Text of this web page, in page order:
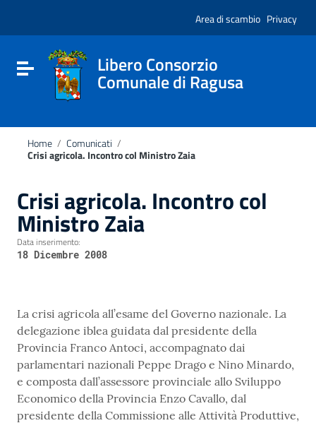
sito
include
Vai al footer
Area di scambio Privacy
Attiva / disattiva la navigazione
Libero Consorzio
Comunale di Ragusa
Home / Comunicati /
Crisi agricola. Incontro col Ministro Zaia
Crisi agricola. Incontro col
Ministro Zaia
Data inserimento:
18 Dicembre 2008
La crisi agricola all’esame del Governo nazionale. La
delegazione iblea guidata dal presidente della
Provincia Franco Antoci, accompagnato dai
parlamentari nazionali Peppe Drago e Nino Minardo,
e composta dall’assessore provinciale allo Sviluppo
Economico della Provincia Enzo Cavallo, dal
presidente della Commissione alle Attività Produttive,